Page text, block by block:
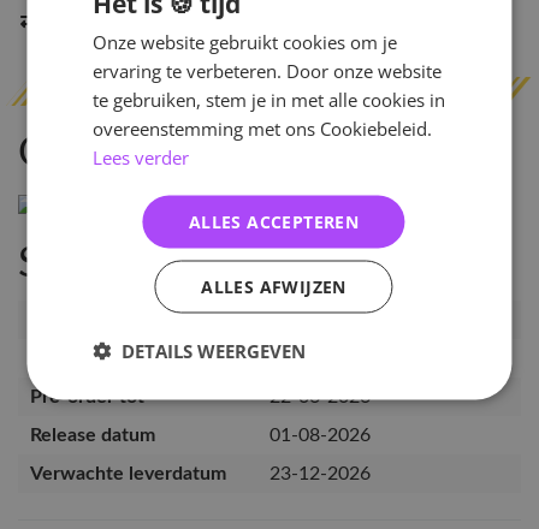
binnen 2 werkdagen
Omschrijving
Specificaties
SKZOOXSAN-CWCB-AR
EAN nummer
1000089088769
Pre-order tot
22-06-2026
Release datum
01-08-2026
Verwachte leverdatum
23-12-2026
Onze website gebruikt cookies om je
ervaring te verbeteren. Door onze website
te gebruiken, stem je in met alle cookies in
overeenstemming met ons Cookiebeleid.
Lees verder
ALLES ACCEPTEREN
ALLES AFWIJZEN
DETAILS WEERGEVEN